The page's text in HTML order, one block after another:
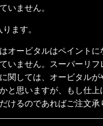
いません。
ます。
オービタルはペイントに
いません。スーパーリフ
関しては、オービタルが
と思いますが、もし仕上
けるのであればご注文承